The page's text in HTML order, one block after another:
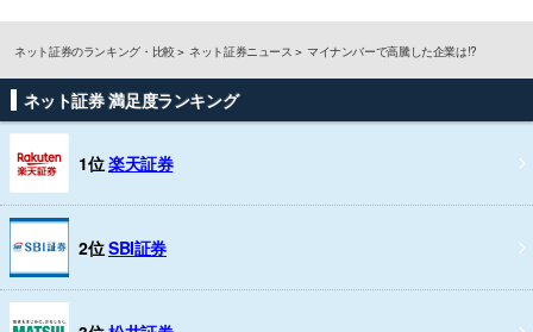
ネット証券のランキング・比較 ネット証券ニュース マイナンバーで高騰した企業は!?
ネット証券 満足度ランキング
1位楽天証券
2位SBI証券